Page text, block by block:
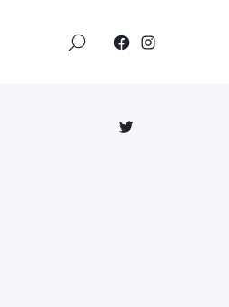
Élément